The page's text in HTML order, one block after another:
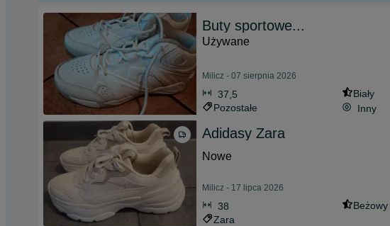
Buty sportowe...
Używane
Milicz - 07 sierpnia 2026
37,5
Biały
Pozostałe
Inny
Adidasy Zara
Nowe
Milicz - 17 lipca 2026
38
Beżowy
Zara